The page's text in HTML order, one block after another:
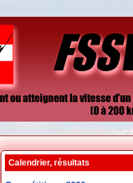
Calendrier, résultats